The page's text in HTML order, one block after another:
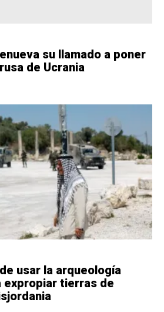
su llamado a poner
de Ucrania
usar la arqueología
expropiar tierras de